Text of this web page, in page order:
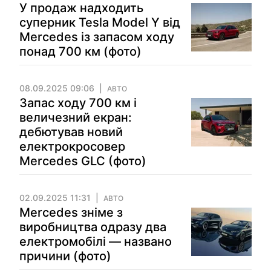
У продаж надходить
суперник Tesla Model Y від
Mercedes із запасом ходу
понад 700 км (фото)
08.09.2025 09:06 АВТО
Запас ходу 700 км і
величезний екран:
дебютував новий
електрокросовер
Mercedes GLC (фото)
02.09.2025 11:31 АВТО
Mercedes зніме з
виробництва одразу два
електромобілі — названо
причини (фото)